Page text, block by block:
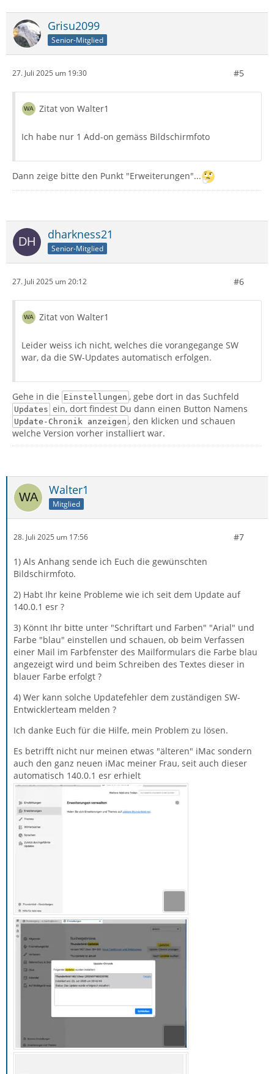
Grisu2099
Senior-Mitglied
27. Juli 2025 um 19:30 #5
Zitat von Walter1
Ich habe nur 1 Add-on gemäss Bildschirmfoto
Dann zeige bitte den Punkt "Erweiterungen"...
dharkness21
Senior-Mitglied
27. Juli 2025 um 20:12 #6
Zitat von Walter1
Leider weiss ich nicht, welches die vorangegange SW
war, da die SW-Updates automatisch erfolgen.
Gehe in die Einstellungen , gebe dort in das Suchfeld
Updates ein, dort findest Du dann einen Button Namens
Update-Chronik anzeigen , den klicken und schauen
welche Version vorher installiert war.
Walter1
Mitglied
28. Juli 2025 um 17:56 #7
1) Als Anhang sende ich Euch die gewünschten
Bildschirmfoto.
2) Habt Ihr keine Probleme wie ich seit dem Update auf
140.0.1 esr ?
3) Könnt Ihr bitte unter "Schriftart und Farben" "Arial" und
Farbe "blau" einstellen und schauen, ob beim Verfassen
einer Mail im Farbfenster des Mailformulars die Farbe blau
angezeigt wird und beim Schreiben des Textes dieser in
blauer Farbe erfolgt ?
4) Wer kann solche Updatefehler dem zuständigen SW-
Entwicklerteam melden ?
Ich danke Euch für die Hilfe, mein Problem zu lösen.
Es betrifft nicht nur meinen etwas "älteren" iMac sondern
auch den ganz neuen iMac meiner Frau, seit auch dieser
automatisch 140.0.1 esr erhielt